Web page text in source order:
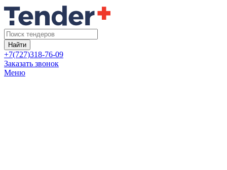
Найти
+7(727)318-76-09
Заказать звонок
Меню